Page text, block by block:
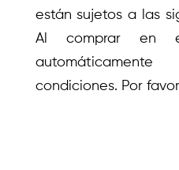
están sujetos a las
Al comprar en
condiciones. Por